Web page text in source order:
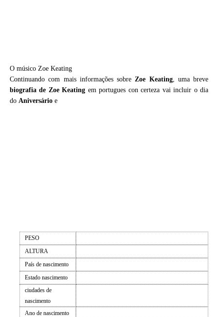
O músico Zoe Keating
Continuando com mais informações sobreZoe Keating, uma breve
biografia de Zoe Keating em portugues con certeza vai incluir o dia
do Aniversário e
PESO
ALTURA
País de nascimento
Estado nascimento
ciudades de
nascimento
Ano de nascimento